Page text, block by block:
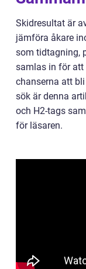
Skidresultat är
jämföra åkare
som tidtagning,
samlas in för att
chanserna att
sök är denna
och H2-tags
för läsaren.